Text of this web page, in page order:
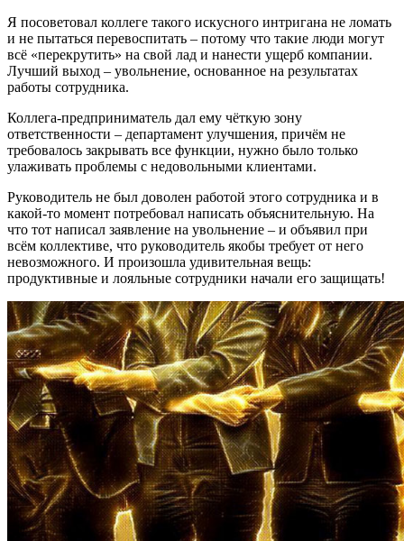
Я посоветовал коллеге такого искусного интригана не ломать
и не пытаться перевоспитать – потому что такие люди могут
всё «перекрутить» на свой лад и нанести ущерб компании.
Лучший выход – увольнение, основанное на результатах
работы сотрудника.
Коллега-предприниматель дал ему чёткую зону
ответственности – департамент улучшения, причём не
требовалось закрывать все функции, нужно было только
улаживать проблемы с недовольными клиентами.
Руководитель не был доволен работой этого сотрудника и в
какой-то момент потребовал написать объяснительную. На
что тот написал заявление на увольнение – и объявил при
всём коллективе, что руководитель якобы требует от него
невозможного. И произошла удивительная вещь:
продуктивные и лояльные сотрудники начали его защищать!